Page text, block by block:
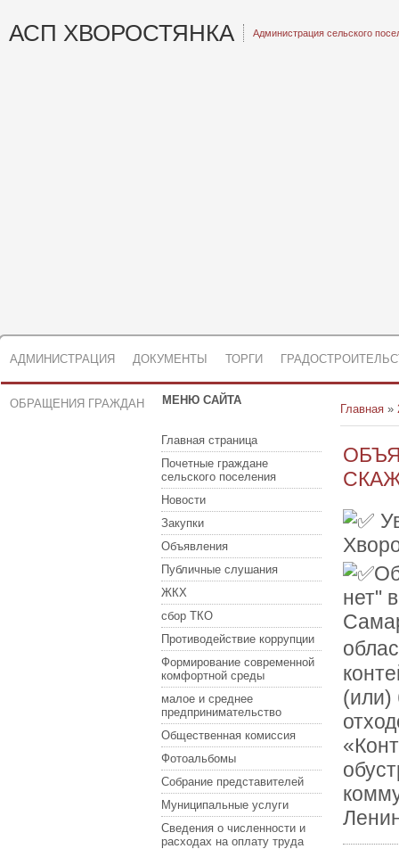
АСП ХВОРОСТЯНКА Администрация сельского
АДМИНИСТРАЦИЯ ДОКУМЕНТЫ ТОРГИ
ОБРАЩЕНИЯ ГРАЖДАН МЕНЮ САЙТА
Главная страница
Почетные граждане
сельского поселения
Новости
Закупки
Объявления
Публичные слушания
ЖКХ
сбор ТКО
Противодействие коррупции
Формирование современной
комфортной среды
малое и среднее
предпринимательство
Общественная комиссия
Фотоальбомы
Собрание представителей
Муниципальные услуги
Сведения о численности и
расходах на оплату труда
Главная »
нет"
(или)